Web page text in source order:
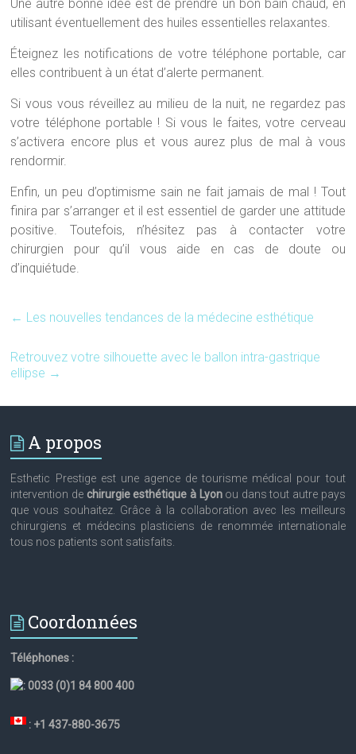
Une autre bonne idée est de prendre un bon bain chaud, en
utilisant éventuellement des huiles essentielles relaxantes.
Éteignez les notifications de votre téléphone portable, car
elles contribuent à un état d’alerte permanent.
Si vous vous réveillez au milieu de la nuit, ne regardez pas
votre téléphone portable ! Si vous le faites, votre cerveau
s’activera encore plus et vous aurez plus de mal à vous
rendormir.
Enfin, un peu d’optimisme sain ne fait jamais de mal ! Tout
finira par s’arranger et il est essentiel de garder une attitude
positive. Toutefois, n’hésitez pas à contacter votre
chirurgien pour qu’il vous aide en cas de doute ou
d’inquiétude.
← Les nouvelles tendances de la médecine esthétique
Retrouvez votre silhouette avec le ballon intra-gastrique
ellipse →
A propos
Esthetic Prestige est une agence de tourisme médical pour tout
intervention de chirurgie esthétique à Lyonou dans tout autre pays
que vous souhaitez. Grâce à la collaboration avec les meilleurs
chirurgiens et médecins plasticiens de renommée internationale
tous nos patients sont satisfaits.
Coordonnées
Téléphones :
:0033 (0)1 84 800 400
: +1 437-880-3675